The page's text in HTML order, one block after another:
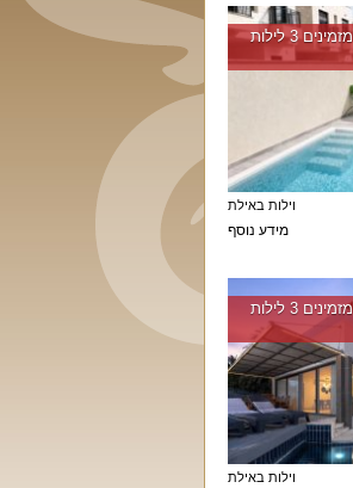
החל מ-‏5000 ₪ ללילה למזמינים 3 לילות
וילות באילת
מידע נוסף
החל מ-‏3850 ₪ ללילה למזמינים 3 לילות
וילות באילת